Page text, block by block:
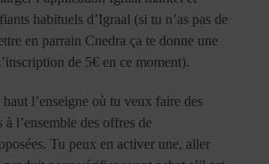
habituels d’Igraal (si tu n’as pas de
en parrain Cnedra ça te donne une
de 5€ en ce moment).
l’enseigne où tu veux faire des
à l’ensemble des offres de
Tu peux en activer une, aller